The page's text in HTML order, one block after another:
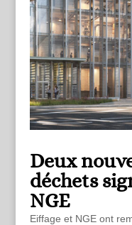
Deux
déchets
NGE
Eiffage et NGE ont